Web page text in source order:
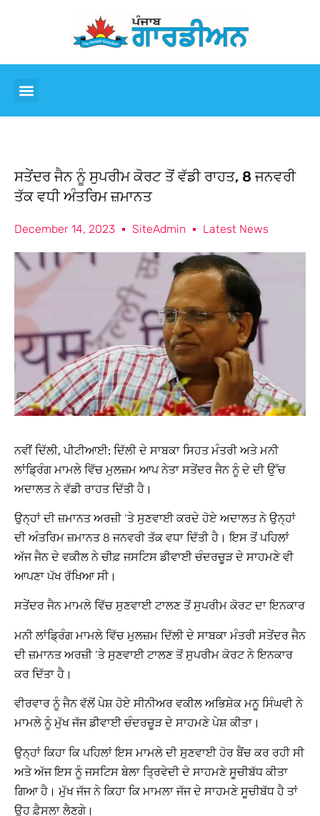
ਸਤੇਂਦਰ ਜੈਨ ਨੂੰ ਸੁਪਰੀਮ ਕੋਰਟ ਤੋਂ ਵੱਡੀ ਰਾਹਤ, 8 ਜਨਵਰੀ
ਤੱਕ ਵਧੀ ਅੰਤਰਿਮ ਜ਼ਮਾਨਤ
December 14, 2023 SiteAdmin Latest News
ਨਵੀਂ ਦਿੱਲੀ, ਪੀਟੀਆਈ: ਦਿੱਲੀ ਦੇ ਸਾਬਕਾ ਸਿਹਤ ਮੰਤਰੀ ਅਤੇ ਮਨੀ
ਲਾਂਡ੍ਰਿੰਗ ਮਾਮਲੇ ਵਿੱਚ ਮੁਲਜ਼ਮ ਆਪ ਨੇਤਾ ਸਤੇਂਦਰ ਜੈਨ ਨੂੰ ਦੇ ਦੀ ਉੱਚ
ਅਦਾਲਤ ਨੇ ਵੱਡੀ ਰਾਹਤ ਦਿੱਤੀ ਹੈ।
ਉਨ੍ਹਾਂ ਦੀ ਜ਼ਮਾਨਤ ਅਰਜ਼ੀ ‘ਤੇ ਸੁਣਵਾਈ ਕਰਦੇ ਹੋਏ ਅਦਾਲਤ ਨੇ ਉਨ੍ਹਾਂ
ਦੀ ਅੰਤਰਿਮ ਜ਼ਮਾਨਤ 8 ਜਨਵਰੀ ਤੱਕ ਵਧਾ ਦਿੱਤੀ ਹੈ। ਇਸ ਤੋਂ ਪਹਿਲਾਂ
ਅੱਜ ਜੈਨ ਦੇ ਵਕੀਲ ਨੇ ਚੀਫ਼ ਜਸਟਿਸ ਡੀਵਾਈ ਚੰਦਰਚੂੜ ਦੇ ਸਾਹਮਣੇ ਵੀ
ਆਪਣਾ ਪੱਖ ਰੱਖਿਆ ਸੀ।
ਸਤੇਂਦਰ ਜੈਨ ਮਾਮਲੇ ਵਿੱਚ ਸੁਣਵਾਈ ਟਾਲਣ ਤੋਂ ਸੁਪਰੀਮ ਕੋਰਟ ਦਾ ਇਨਕਾਰ
ਮਨੀ ਲਾਂਡ੍ਰਿੰਗ ਮਾਮਲੇ ਵਿੱਚ ਮੁਲਜ਼ਮ ਦਿੱਲੀ ਦੇ ਸਾਬਕਾ ਮੰਤਰੀ ਸਤੇਂਦਰ ਜੈਨ
ਦੀ ਜ਼ਮਾਨਤ ਅਰਜ਼ੀ ‘ਤੇ ਸੁਣਵਾਈ ਟਾਲਣ ਤੋਂ ਸੁਪਰੀਮ ਕੋਰਟ ਨੇ ਇਨਕਾਰ
ਕਰ ਦਿੱਤਾ ਹੈ।
ਵੀਰਵਾਰ ਨੂੰ ਜੈਨ ਵੱਲੋਂ ਪੇਸ਼ ਹੋਏ ਸੀਨੀਅਰ ਵਕੀਲ ਅਭਿਸ਼ੇਕ ਮਨੂ ਸਿੰਘਵੀ ਨੇ
ਮਾਮਲੇ ਨੂੰ ਮੁੱਖ ਜੱਜ ਡੀਵਾਈ ਚੰਦਰਚੂੜ ਦੇ ਸਾਹਮਣੇ ਪੇਸ਼ ਕੀਤਾ।
ਉਨ੍ਹਾਂ ਕਿਹਾ ਕਿ ਪਹਿਲਾਂ ਇਸ ਮਾਮਲੇ ਦੀ ਸੁਣਵਾਈ ਹੋਰ ਬੈਂਚ ਕਰ ਰਹੀ ਸੀ
ਅਤੇ ਅੱਜ ਇਸ ਨੂੰ ਜਸਟਿਸ ਬੇਲਾ ਤ੍ਰਿਵੇਦੀ ਦੇ ਸਾਹਮਣੇ ਸੂਚੀਬੱਧ ਕੀਤਾ
ਗਿਆ ਹੈ। ਮੁੱਖ ਜੱਜ ਨੇ ਕਿਹਾ ਕਿ ਮਾਮਲਾ ਜੱਜ ਦੇ ਸਾਹਮਣੇ ਸੂਚੀਬੱਧ ਹੈ ਤਾਂ
ਉਹ ਫ਼ੈਸਲਾ ਲੈਣਗੇ।